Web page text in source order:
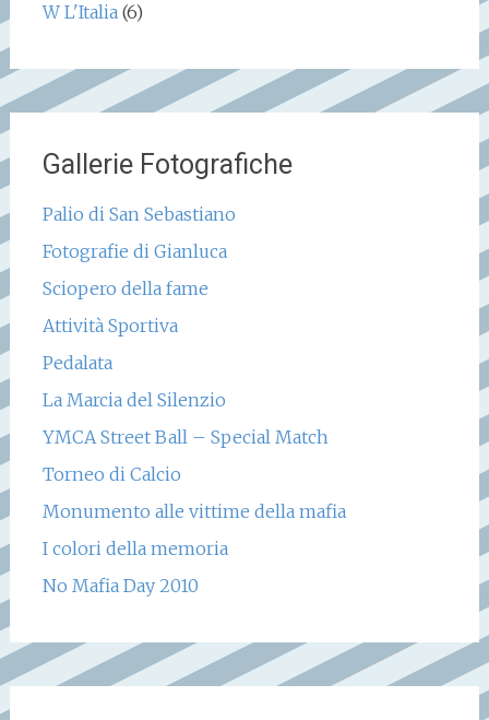
W L'Italia(6)
Gallerie Fotografiche
Palio di San Sebastiano
Fotografie di Gianluca
Sciopero della fame
Attività Sportiva
Pedalata
La Marcia del Silenzio
YMCA Street Ball – Special Match
Torneo di Calcio
Monumento alle vittime della mafia
I colori della memoria
No Mafia Day 2010